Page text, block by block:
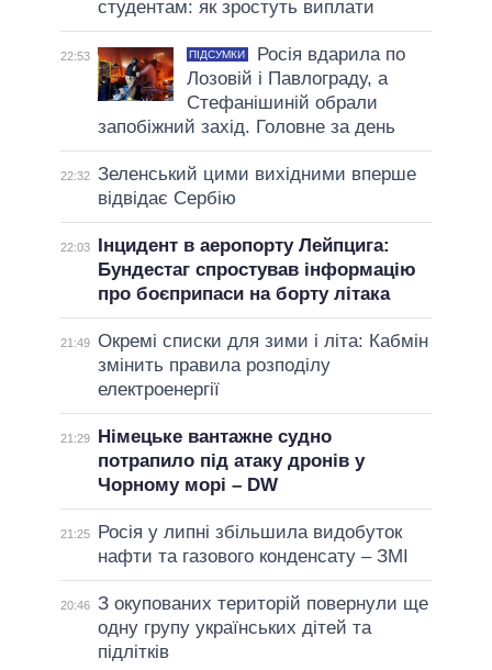
студентам: як зростуть виплати
22:53 ПІДСУМКИ
Росія вдарила по
Лозовій і Павлограду, а
Стефанішиній обрали
запобіжний захід. Головне за день
22:32 Зеленський цими вихідними вперше
відвідає Сербію
22:03
Інцидент в аеропорту Лейпцига:
Бундестаг спростував інформацію
про боєприпаси на борту літака
21:49 Окремі списки для зими і літа: Кабмін
змінить правила розподілу
електроенергії
21:29
Німецьке вантажне судно
потрапило під атаку дронів у
Чорному морі – DW
21:25
Росія у липні збільшила видобуток
нафти та газового конденсату – ЗМІ
20:46 З окупованих територій повернули ще
одну групу українських дітей та
підлітків